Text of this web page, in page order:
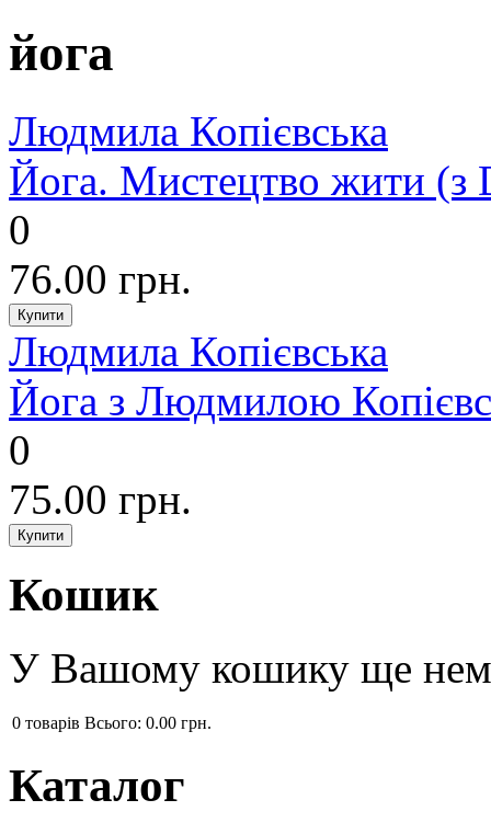
йога
Людмила Копієвська
Йога. Мистецтво жити (з
0
76.00 грн.
Людмила Копієвська
Йога з Людмилою
0
75.00 грн.
Кошик
У Вашому кошику ще
0 товарів Всього: 0.00 грн.
Каталог